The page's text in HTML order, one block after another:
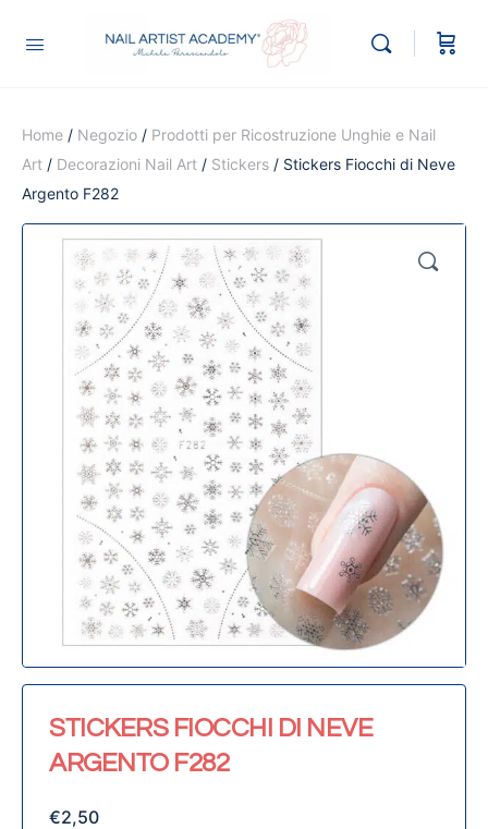
Home / Negozio / Prodotti per Ricostruzione Unghie e Nail
Art / Decorazioni Nail Art / Stickers / Stickers Fiocchi di Neve
Argento F282
🔍
STICKERS FIOCCHI DI NEVE
ARGENTO F282
€2,50